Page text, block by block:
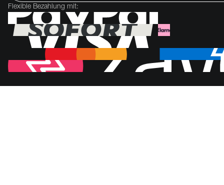
Flexible Bezahlung mit: